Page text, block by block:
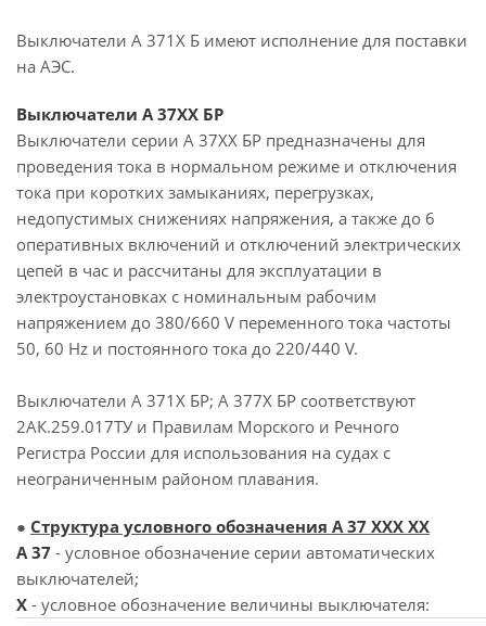
Выключатели А 371X Б имеют исполнение для поставки
на АЭС.
Выключатели А 37ХХ БР
Выключатели серии А 37ХХ БР предназначены для
проведения тока в нормальном режиме и отключения
тока при коротких замыканиях, перегрузках,
недопустимых снижениях напряжения, а также до 6
оперативных включений и отключений электрических
цепей в час и рассчитаны для эксплуатации в
электроустановках с номинальным рабочим
напряжением до 380/660 V переменного тока частоты
50, 60 Hz и постоянного тока до 220/440 V.
Выключатели А 371Х БР; А 377Х БР соответствуют
2АК.259.017ТУ и Правилам Морского и Речного
Регистра России для использования на судах с
неограниченным районом плавания.
● Структура условного обозначения А 37 ХХХ ХХ
А 37 - условное обозначение серии автоматических
выключателей;
X - условное обозначение величины выключателя: